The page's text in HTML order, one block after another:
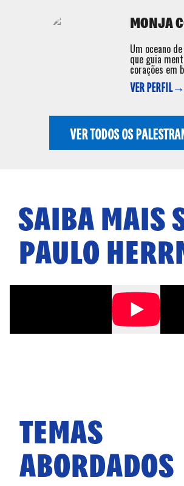
MONJA
Um oceano
que guia
corações em
VER PERFIL→
VER TODOS OS
SAIBA MAIS
PAULO
TEMAS
ABORDADOS